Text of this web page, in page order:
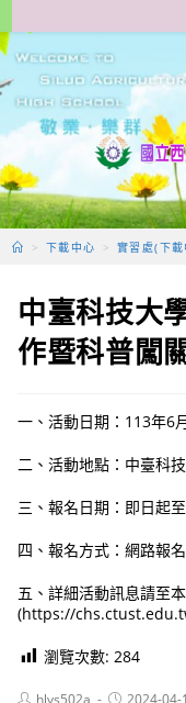
轉
至
要
容
> 下載中心 > 實習處(下載
中臺科技大
作暨科普闖
一、活動日期：113年6
二、活動地點：中臺科技
三、報名日期：即日起
四、報名方式：網路報
五、詳細活動訊息請至
(https://
瀏覽次數: 284
Post
Post